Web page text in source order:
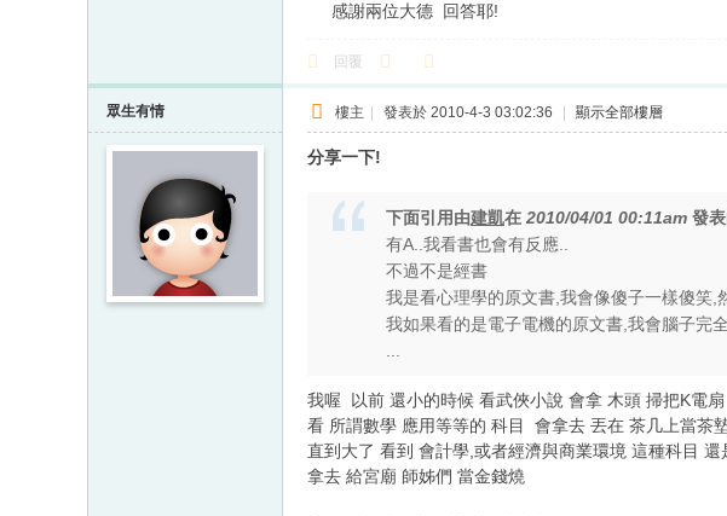
感謝兩位大德 回答耶!
回覆
眾生有情 樓主 | 發表於 2010-4-3 03:02:36 | 顯示全部樓層
分享一下!
下面引用由建凱在 2010/04/01 00:11am 發
有A..我看書也會有反應..
不過不是經書
我是看心理學的原文書,我會像傻子一樣傻笑,
我如果看的是電子電機的原文書,我會腦子完
我喔 以前 還小的時候 看武俠小說 會拿 木頭 掃把K電扇
看 所謂數學 應用等等的 科目 會拿去 丟在 茶几上當茶
直到大了 看到 會計學,或者經濟與商業環境 這種科目 還
拿去 給宮廟 師姊們 當金錢燒